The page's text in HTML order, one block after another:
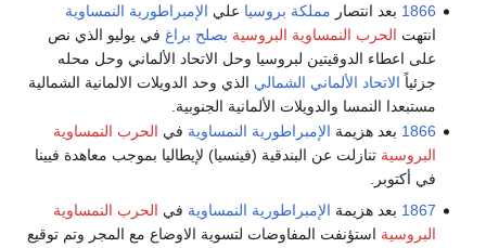
1866 بعد انتصار مملكة بروسيا علي الإمبراطورية النمساوية
انتهت الحرب النمساوية البروسية بصلح براغ في يوليو الذي نص
على اعطاء الدوقيتين لبروسيا وحل الاتحاد الألماني وحل محله
جزئياً الاتحاد الألماني الشمالي الذي وحد الدويلات الالمانية الشمالية
مستبعدا النمسا والدويلات الألمانية الجنوبية.
1866 بعد هزيمة الإمبراطورية النمساوية في الحرب النمساوية
البروسية تنازلت عن البندقية (فينسيا) لإيطاليا بموجب معاهدة فيينا
في أكتوبر.
1867 بعد هزيمة الإمبراطورية النمساوية في الحرب النمساوية
البروسية استؤنفت المفاوضات لتسوية الاوضاع مع المجر وتم توقيع